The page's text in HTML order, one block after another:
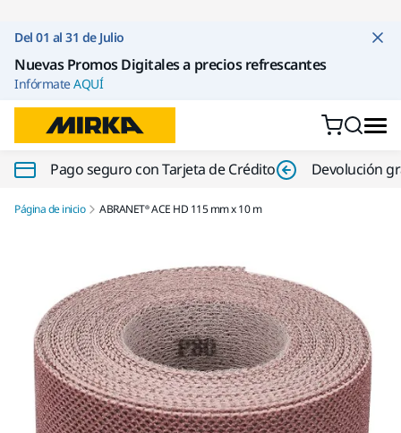
Del 01 al 31 de Julio
Nuevas Promos Digitales a precios refrescantes
InfórmateAQUÍ
Pago seguro con Tarjeta de Crédito Devolución
Página de inicio ABRANET® ACE HD 115 mm x 10 m